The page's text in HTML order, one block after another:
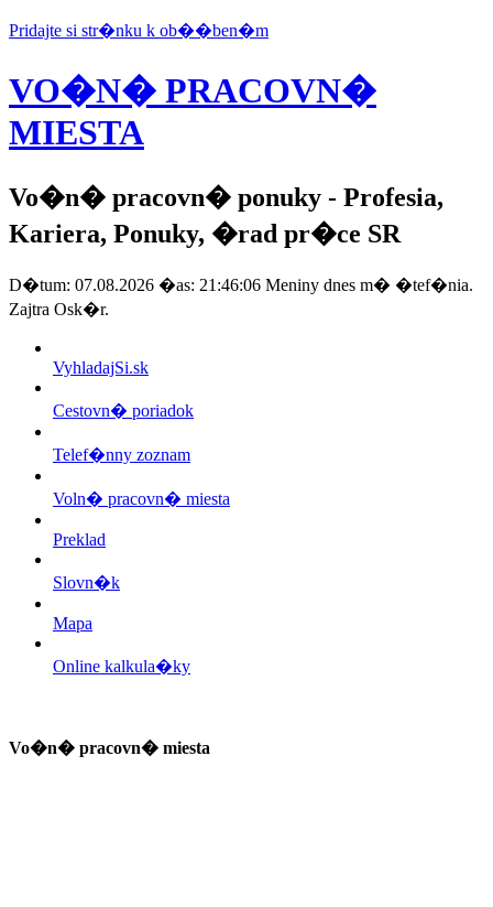
Pridajte si str�nku k ob��ben�m
VO�N� PRACOVN�
MIESTA
Vo�n� pracovn� ponuky - Profesia,
Kariera, Ponuky, �rad pr�ce SR
D�tum: 07.08.2026 �as: 21:46:06 Meniny dnes m� �tef�nia.
Zajtra Osk�r.
VyhladajSi.sk
Cestovn� poriadok
Telef�nny zoznam
Voln� pracovn� miesta
Preklad
Slovn�k
Mapa
Online kalkula�ky
Vo�n� pracovn� miesta